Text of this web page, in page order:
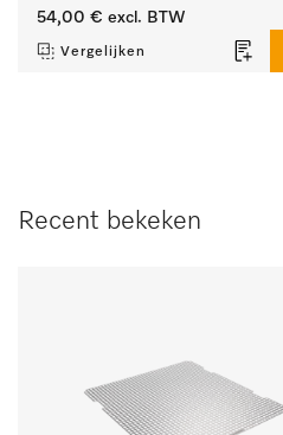
54,00 € excl. BTW
Vergelijken
Recent bekeken